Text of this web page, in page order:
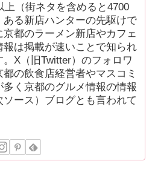
上（街ネタを含めると4700
ある新店ハンターの先駆けで
京都のラーメン新店やカフェ
報は掲載が速いことで知られ
。X（旧Twitter）のフォロワ
都の飲食店経営者やマスコミ
多く京都のグルメ情報の情報
ソース）ブログとも言われて